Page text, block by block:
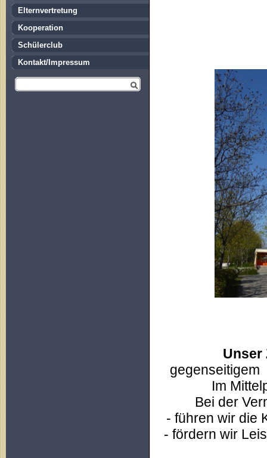
Elternvertretung
Kooperation
Schülerclub
Kontakt/Impressum
Unser
gegenseitigem
Im
Bei der
- führen wir die
- fördern wir